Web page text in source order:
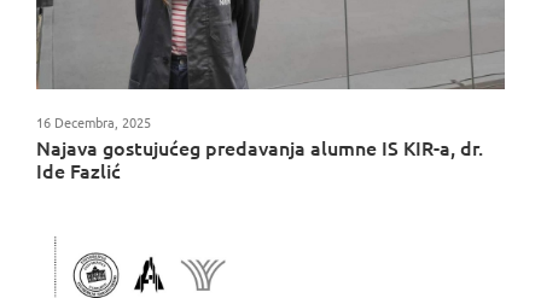
Najava gostujućeg predavanja alumne IS KIR-a, dr.
Ide Fazlić
16 Decembra, 2025